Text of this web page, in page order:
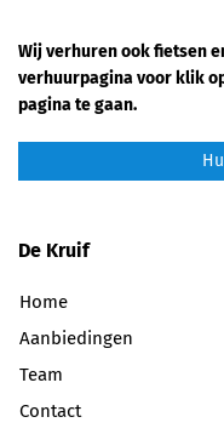
Wij verhuren ook fietsen
verhuurpagina voor klik
pagina te gaan.
De Kruif
Home
Aanbiedingen
Team
Contact